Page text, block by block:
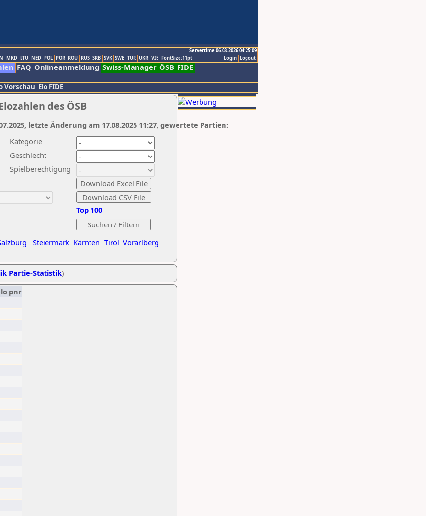
Servertime 06.08.2026 04:25:09
Logout
Login
MKD LTU NED POL POR ROU RUS SRB SVK SWE TUR UKR VIE FontSize:11pt
FAQ Onlineanmeldung Swiss-Manager ÖSB FIDE
Vorschau Elo FIDE
des ÖSB
Kategorie
Geschlecht
Spielberechtigung
Steiermark Kärnten Tirol Vorarlberg
Top 100
letzte Änderung am 17.08.2025 11:27, gewertete Partien:
Partie-Statistik)
pnr